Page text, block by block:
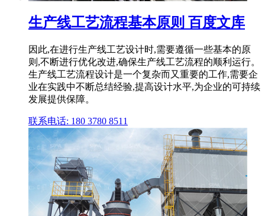
生产线工艺流程基本原则 百度文库
因此,在进行生产线工艺设计时,需要遵循一些基本的原
则,不断进行优化改进,确保生产线工艺流程的顺利运行。
生产线工艺流程设计是一个复杂而又重要的工作,需要企
业在实践中不断总结经验,提高设计水平,为企业的可持续
发展提供保障。
联系电话: 180 3780 8511